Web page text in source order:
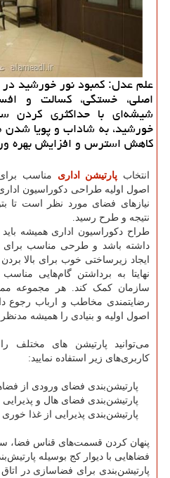
علم عدل: كمبود نور خورشید
اصلی، خستگی، كسالت و
شیشه‌ای با حداكثری كردن
خورشید، به شاداب و پویا
كاهش استرس و افزایش بهره
انتخاب پارتیشن اداری مناسب
اصول اولیه طراحی دکوراسیون
نیازهای فضای مورد نظر است تا
نتیجه و طرح رسید.
طراح دکوراسیون اداری همیشه
داشته باشد و طرحی مناسب برای
ایجاد زیرساختی خوب برای بالا
نهایتا به برداشتن گام‌هایی
سازمان کمک کند. هر مجموعه‌
رضایتمندی مخاطب و ارباب رجوع
اصول اولیه و بنیادی را همیشه مدنظر
می‌توانید پارتیشن‌ های مختلف
کاربری‌های زیر استفاده نمایید:
پارتیشن‌بندی فضای ورودی از
پارتیشن‌بندی فضای هال و پذیرایی
پارتیشن‌بندی پذیرایی از غذا خوری
پنهان کردن قسمت‌های قناس فضا،
فضاهایی با دیوار کج بوسیله
پارتیشن‌بندی برای فضاسازی در